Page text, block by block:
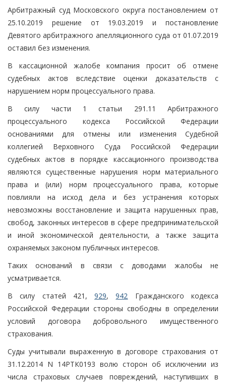
Арбитражный суд Московского округа постановлением от
25.10.2019 решение от 19.03.2019 и постановление
Девятого арбитражного апелляционного суда от 01.07.2019
оставил без изменения.
В кассационной жалобе компания просит об отмене
судебных актов вследствие оценки доказательств с
нарушением норм процессуального права.
В силу части 1 статьи 291.11 Арбитражного
процессуального кодекса Российской Федерации
основаниями для отмены или изменения Судебной
коллегией Верховного Суда Российской Федерации
судебных актов в порядке кассационного производства
являются существенные нарушения норм материального
права и (или) норм процессуального права, которые
повлияли на исход дела и без устранения которых
невозможны восстановление и защита нарушенных прав,
свобод, законных интересов в сфере предпринимательской
и иной экономической деятельности, а также защита
охраняемых законом публичных интересов.
Таких оснований в связи с доводами жалобы не
усматривается.
В силу статей 421,929,942 Гражданского кодекса
Российской Федерации стороны свободны в определении
условий договора добровольного имущественного
страхования.
Суды учитывали выраженную в договоре страхования от
31.12.2014 N 14РТК0193 волю сторон об исключении из
числа страховых случаев повреждений, наступивших в